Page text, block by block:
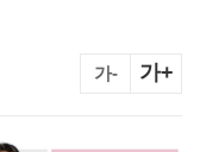
가- 가+